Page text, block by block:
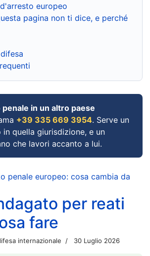
europeo
pagina non ti dice, e perché
in un altro paese
+39 335 669 3954. Serve un
quella giurisdizione, e un
che lavori accanto a lui.
penale europeo: cosa cambia da
per reati
fare
internazionale 30 Luglio 2026